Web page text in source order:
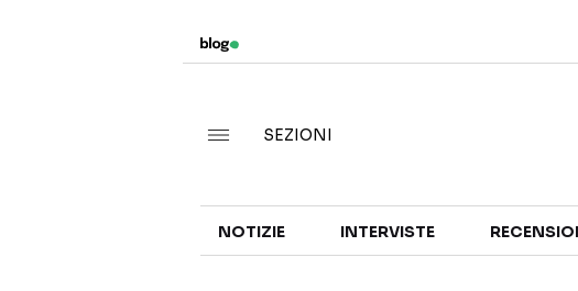
SEZIONI
NOTIZIE INTERVISTE